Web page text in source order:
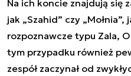
Na ich koncie znajdują się
jak „Szahid” czy „Mołnia”,
rozpoznawcze typu Zala,
tym przypadku również
zespół zaczynał od